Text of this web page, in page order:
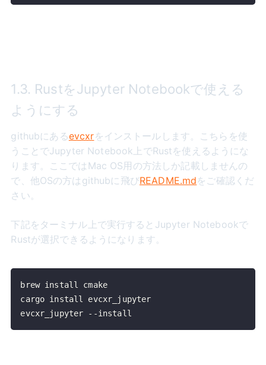
1.3. RustをJupyter Notebookで使える
ようにする
githubにあるevcxrをインストールします。こちらを使
うことでJupyter Notebook上でRustを使えるようにな
ります。ここではMac OS用の方法しか記載しませんの
で、他OSの方はgithubに飛びREADME.mdをご確認くだ
さい。
下記をターミナル上で実行するとJupyter Notebookで
Rustが選択できるようになります。
evcxr_jupyter --install